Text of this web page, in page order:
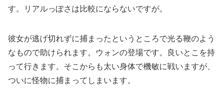
す。リアルっぽさは比較にならないですが。
彼女が逃げ切れずに捕まったというところで光る鞭のよう
なもので助けられます。ウォンの登場です。良いとこを持
って行きます。そこからも太い身体で機敏に戦いますが、
ついに怪物に捕まってしまいます。